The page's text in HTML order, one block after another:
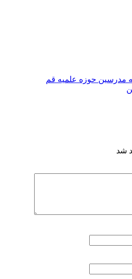
مدرسین‌ حوزه‌ علمیه‌ قم
شد